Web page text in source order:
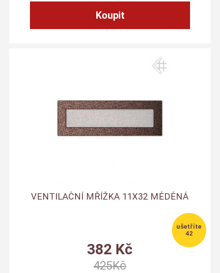
VENTILAČNÍ MŘÍŽKA 11X32 MĚDĚNÁ
382 Kč
42
425Kč